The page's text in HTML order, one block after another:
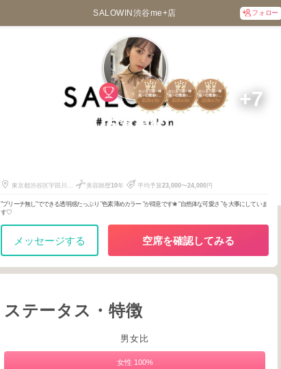
SALOWIN渋谷me+店 フォロー
2
センター街・神
南・公園通り・
道玄坂・神泉
2025年 9月
2
センター街・神
南・公園通り・
道玄坂・神泉
2025年 6月
3
センター街・神
南・公園通り・
道玄坂・神泉
2026年 7月 +7
古賀美紀
東京都渋谷区宇田川町
美容師歴10年 平均予算23,000〜24,000円
"ブリーチ無し"でできる透明感たっぷり "色素薄めカラー "が得意です❀ “自然体な可愛さ ”を大事にしていま
す♡
メッセージする 空席を確認してみる
ステータス・特徴
男女比
女性 100%